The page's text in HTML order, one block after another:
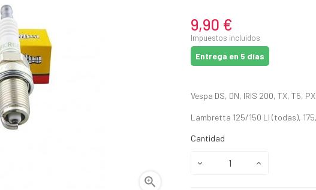

9,90 €
Impuestos incluidos
Entrega en 5 días
Vespa DS, DN, IRIS 200, TX, T5,
Lambretta 125/150 LI (todas),
Cantidad